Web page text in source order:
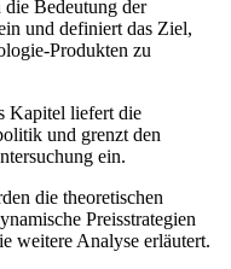
Bedeutung der
und definiert das Ziel,
Produkten zu
Kapitel liefert die
und grenzt den
ein.
die theoretischen
Preisstrategien
weitere Analyse erläutert.